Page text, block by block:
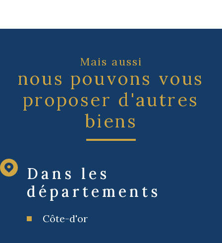
Mais aussi
nous pouvons vous
proposer d'autres
biens
Dans les
départements
Côte-d'or